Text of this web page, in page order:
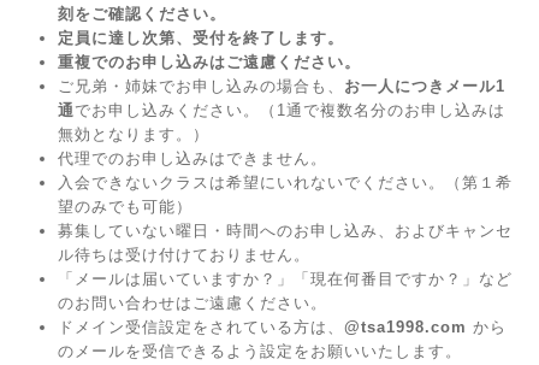
刻をご確認ください。
定員に達し次第、受付を終了します。
重複でのお申し込みはご遠慮ください。
ご兄弟・姉妹でお申し込みの場合も、 お一人につきメール1
通でお申し込みください。（1通で複数名分のお申し込みは
無効となります。）
代理でのお申し込みはできません。
入会できないクラスは希望にいれないでください。（第１希
望のみでも可能）
募集していない曜日・時間へのお申し込み、およびキャンセ
ル待ちは受け付けておりません。
「メールは届いていますか？」「現在何番目ですか？」など
のお問い合わせはご遠慮ください。
ドメイン受信設定をされている方は、 @tsa1998.com から
のメールを受信できるよう設定をお願いいたします。